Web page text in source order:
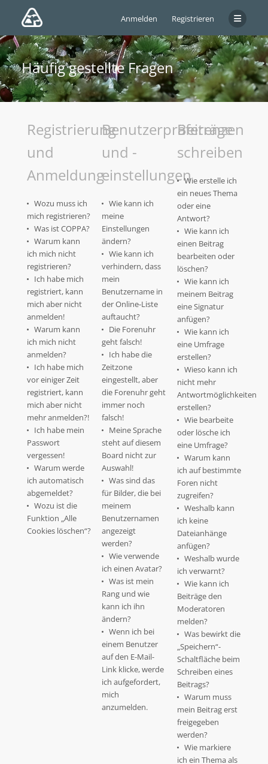
Anmelden Registrieren
Häufig gestellte Fragen
Registrierung
und
Anmeldung
Wozu muss ich
mich registrieren?
Was ist COPPA?
Warum kann
ich mich nicht
registrieren?
Ich habe mich
registriert, kann
mich aber nicht
anmelden!
Warum kann
ich mich nicht
anmelden?
Ich habe mich
vor einiger Zeit
registriert, kann
mich aber nicht
mehr anmelden?!
Ich habe mein
Passwort
vergessen!
Warum werde
ich automatisch
abgemeldet?
Wozu ist die
Funktion „Alle
Cookies löschen“?
Benutzerpräferenzen
und -
einstellungen
Wie kann ich
meine
Einstellungen
ändern?
Wie kann ich
verhindern, dass
mein
Benutzername in
der Online-Liste
auftaucht?
Die Forenuhr
geht falsch!
Ich habe die
Zeitzone
eingestellt, aber
die Forenuhr geht
immer noch
falsch!
Meine Sprache
steht auf diesem
Board nicht zur
Auswahl!
Was sind das
für Bilder, die bei
meinem
Benutzernamen
angezeigt
werden?
Wie verwende
ich einen Avatar?
Was ist mein
Rang und wie
kann ich ihn
ändern?
Wenn ich bei
einem Benutzer
auf den E-Mail-
Link klicke, werde
ich aufgefordert,
mich
anzumelden.
Beiträge
schreiben
Wie erstelle ich
ein neues Thema
oder eine
Antwort?
Wie kann ich
einen Beitrag
bearbeiten oder
löschen?
Wie kann ich
meinem Beitrag
eine Signatur
anfügen?
Wie kann ich
eine Umfrage
erstellen?
Wieso kann ich
nicht mehr
Antwortmöglichkeiten
erstellen?
Wie bearbeite
oder lösche ich
eine Umfrage?
Warum kann
ich auf bestimmte
Foren nicht
zugreifen?
Weshalb kann
ich keine
Dateianhänge
anfügen?
Weshalb wurde
ich verwarnt?
Wie kann ich
Beiträge den
Moderatoren
melden?
Was bewirkt die
„Speichern“-
Schaltfläche beim
Schreiben eines
Beitrags?
Warum muss
mein Beitrag erst
freigegeben
werden?
Wie markiere
ich ein Thema als